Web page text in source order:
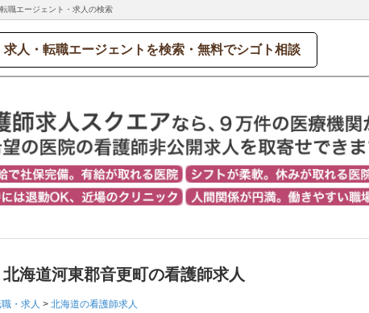
職エージェント・求人の検索
求人・転職エージェントを検索・無料でシゴト相談
北海道河東郡音更町の看護師求人
・求人 > 北海道の看護師求人